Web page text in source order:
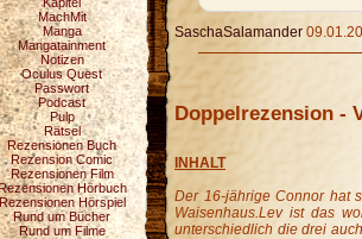
MachMit
Manga
Mangatainment
Notizen
Oculus Quest
Passwort
Podcast
Pulp
Rätsel
Rezensionen Buch
Rezension Comic
Rezensionen Film
Hörbuch
Hörspiel
Rund um Bücher
Rund um Filme
SaschaSalamander
Doppelrezension -
INHALT
Der 16-jährige Connor hat
Waisenhaus.Lev ist das
unterschiedlich die drei